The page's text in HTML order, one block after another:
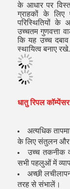
के आधार पर
ग्राहकों के
परिस्थितियों
उच्चतम गुणवत्ता
कि यह उच्च
स्थायित्व बनाए रखे.
धातु रिपल
अत्यधिक
के लिए संतुलन और
उच्च तकनीक
सभी पहलुओं में
अच्छी
तरह से संभालें।